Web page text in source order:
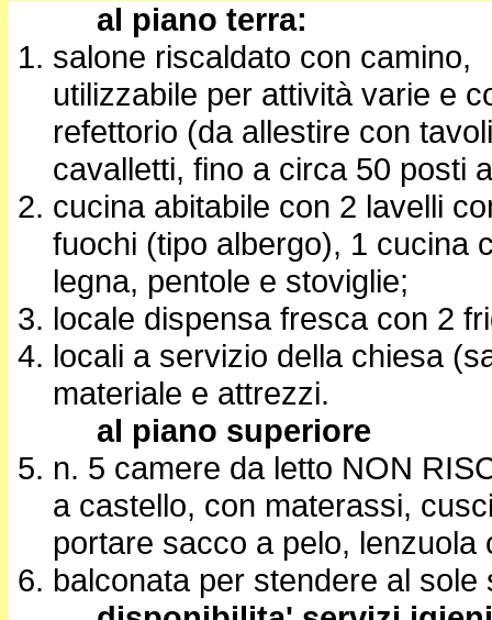
al piano terra:
salone riscaldato con camino,
utilizzabile per attività varie e
refettorio (da allestire con
cavalletti, fino a circa 50 posti
cucina abitabile con 2 lavelli
fuochi (tipo albergo), 1 cucina
legna, pentole e stoviglie;
locale dispensa fresca con 2
locali a servizio della chiesa
materiale e attrezzi.
al piano superiore
n. 5 camere da letto NON
a castello, con materassi,
portare sacco a pelo, lenzuola
balconata per stendere al